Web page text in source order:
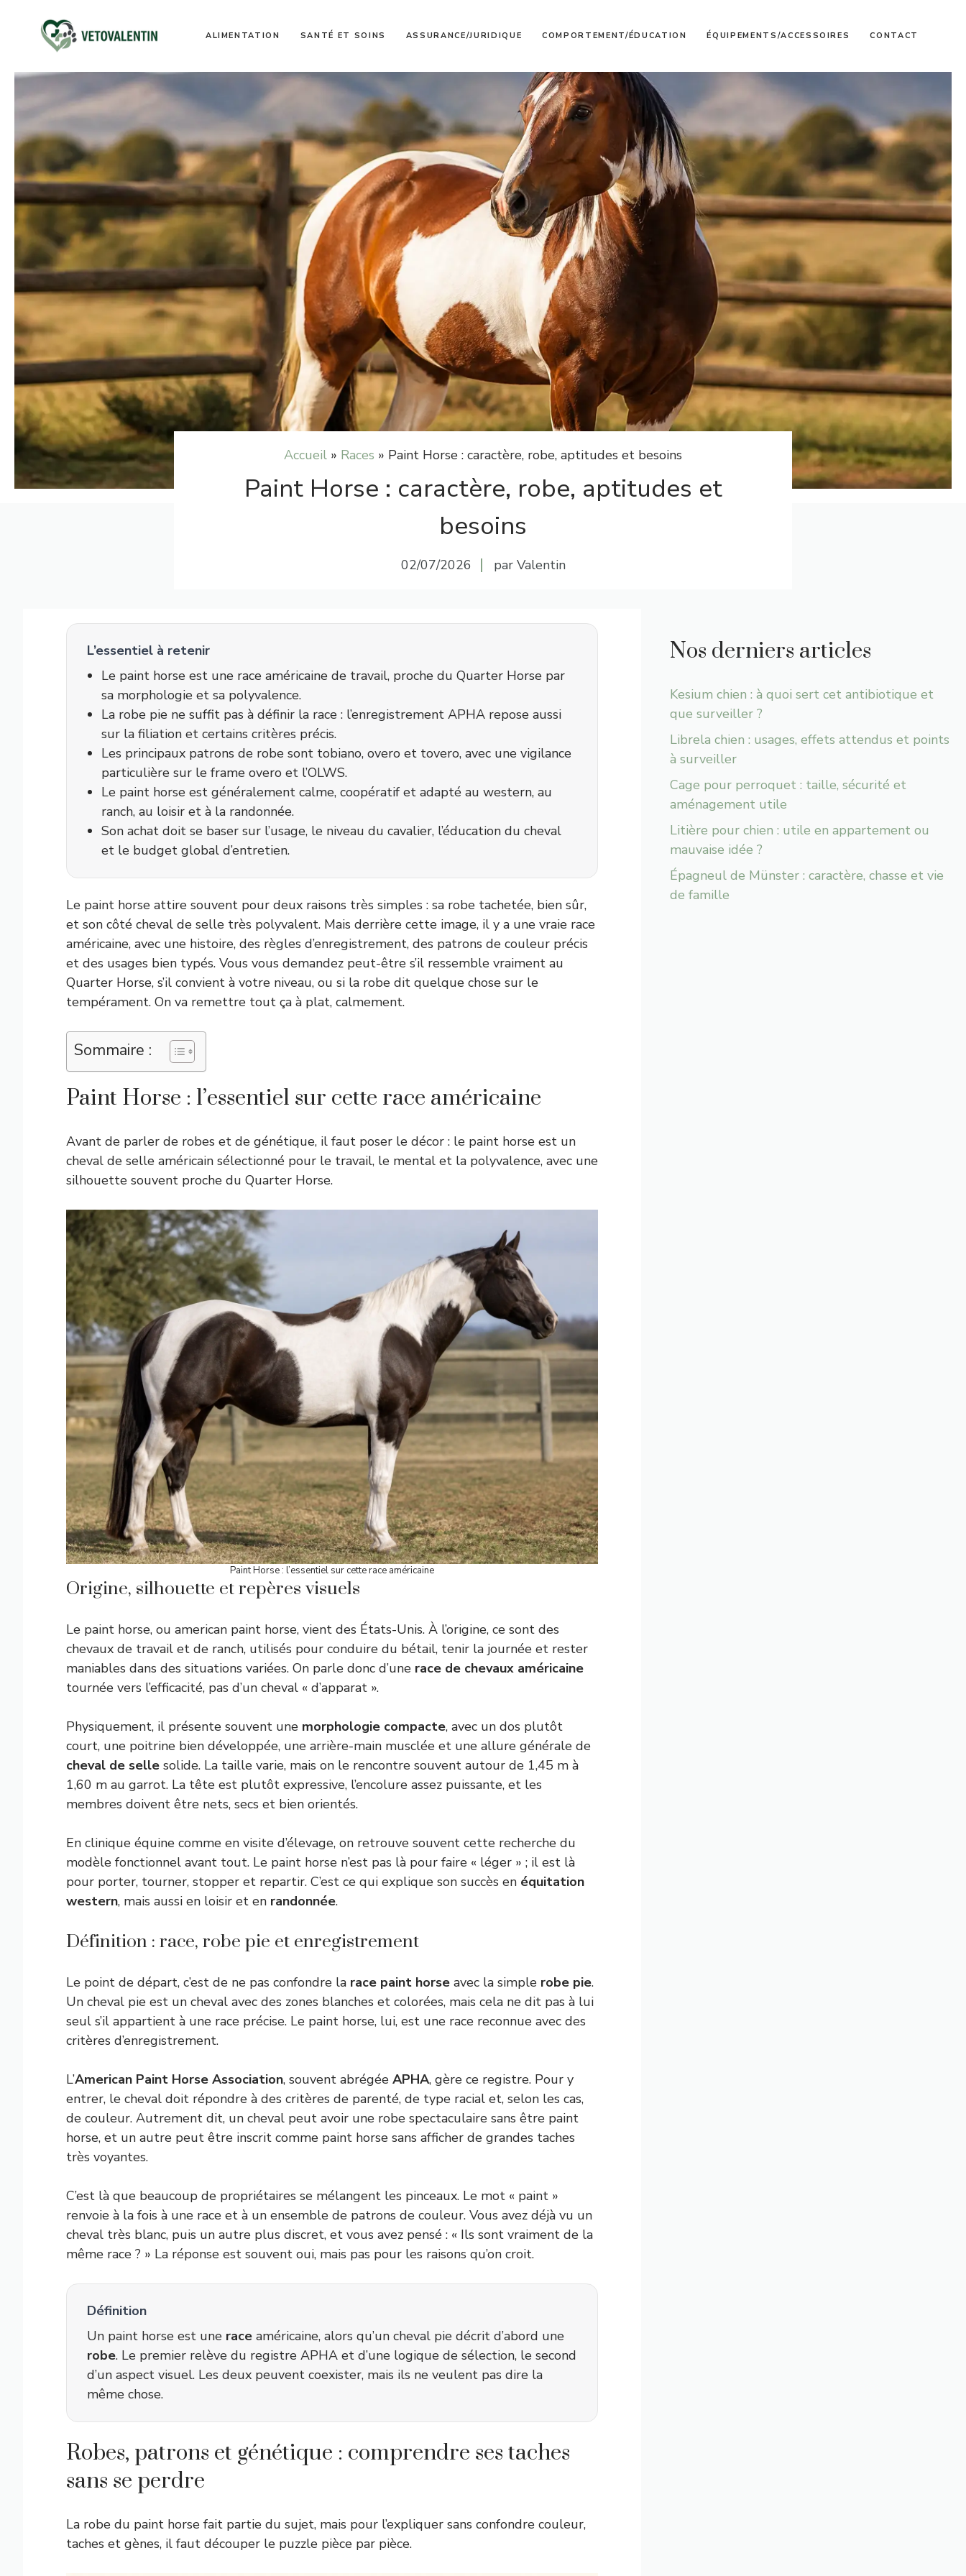
contenu
ALIMENTATION SANTÉ ET SOINS ASSURANCE/JURIDIQUE COMPORTEMENT/ÉDUCATION ÉQUIPEMENTS/ACCESSOIRES CONTACT
Accueil » Races » Paint Horse : caractère, robe, aptitudes et besoins
Paint Horse : caractère, robe, aptitudes et
besoins
02/07/2026 par Valentin
L’essentiel à retenir
Le paint horse est une race américaine de travail, proche du Quarter Horse par
sa morphologie et sa polyvalence.
La robe pie ne suffit pas à définir la race : l’enregistrement APHA repose aussi
sur la filiation et certains critères précis.
Les principaux patrons de robe sont tobiano, overo et tovero, avec une vigilance
particulière sur le frame overo et l’OLWS.
Le paint horse est généralement calme, coopératif et adapté au western, au
ranch, au loisir et à la randonnée.
Son achat doit se baser sur l’usage, le niveau du cavalier, l’éducation du cheval
et le budget global d’entretien.
Le paint horse attire souvent pour deux raisons très simples : sa robe tachetée, bien sûr,
et son côté cheval de selle très polyvalent. Mais derrière cette image, il y a une vraie race
américaine, avec une histoire, des règles d’enregistrement, des patrons de couleur précis
et des usages bien typés. Vous vous demandez peut-être s’il ressemble vraiment au
Quarter Horse, s’il convient à votre niveau, ou si la robe dit quelque chose sur le
tempérament. On va remettre tout ça à plat, calmement.
Sommaire :
Paint Horse : l’essentiel sur cette race américaine
Avant de parler de robes et de génétique, il faut poser le décor : le paint horse est un
cheval de selle américain sélectionné pour le travail, le mental et la polyvalence, avec une
silhouette souvent proche du Quarter Horse.
Paint Horse : l’essentiel sur cette race américaine
Origine, silhouette et repères visuels
Le paint horse, ou american paint horse, vient des États-Unis. À l’origine, ce sont des
chevaux de travail et de ranch, utilisés pour conduire du bétail, tenir la journée et rester
maniables dans des situations variées. On parle donc d’une race de chevaux américaine
tournée vers l’efficacité, pas d’un cheval « d’apparat ».
Physiquement, il présente souvent une morphologie compacte, avec un dos plutôt
court, une poitrine bien développée, une arrière-main musclée et une allure générale de
cheval de selle solide. La taille varie, mais on le rencontre souvent autour de 1,45 m à
1,60 m au garrot. La tête est plutôt expressive, l’encolure assez puissante, et les
membres doivent être nets, secs et bien orientés.
En clinique équine comme en visite d’élevage, on retrouve souvent cette recherche du
modèle fonctionnel avant tout. Le paint horse n’est pas là pour faire « léger » ; il est là
pour porter, tourner, stopper et repartir. C’est ce qui explique son succès en équitation
western, mais aussi en loisir et en randonnée.
Définition : race, robe pie et enregistrement
Le point de départ, c’est de ne pas confondre la race paint horse avec la simple robe pie.
Un cheval pie est un cheval avec des zones blanches et colorées, mais cela ne dit pas à lui
seul s’il appartient à une race précise. Le paint horse, lui, est une race reconnue avec des
critères d’enregistrement.
L’American Paint Horse Association, souvent abrégée APHA, gère ce registre. Pour y
entrer, le cheval doit répondre à des critères de parenté, de type racial et, selon les cas,
de couleur. Autrement dit, un cheval peut avoir une robe spectaculaire sans être paint
horse, et un autre peut être inscrit comme paint horse sans afficher de grandes taches
très voyantes.
C’est là que beaucoup de propriétaires se mélangent les pinceaux. Le mot « paint »
renvoie à la fois à une race et à un ensemble de patrons de couleur. Vous avez déjà vu un
cheval très blanc, puis un autre plus discret, et vous avez pensé : « Ils sont vraiment de la
même race ? » La réponse est souvent oui, mais pas pour les raisons qu’on croit.
Définition
Un paint horse est une race américaine, alors qu’un cheval pie décrit d’abord une
robe. Le premier relève du registre APHA et d’une logique de sélection, le second
d’un aspect visuel. Les deux peuvent coexister, mais ils ne veulent pas dire la
même chose.
Robes, patrons et génétique : comprendre ses taches
sans se perdre
La robe du paint horse fait partie du sujet, mais pour l’expliquer sans confondre couleur,
taches et gènes, il faut découper le puzzle pièce par pièce.
Nos derniers articles
Kesium chien : à quoi sert cet antibiotique et
que surveiller ?
Librela chien : usages, effets attendus et points
à surveiller
Cage pour perroquet : taille, sécurité et
aménagement utile
Litière pour chien : utile en appartement ou
mauvaise idée ?
Épagneul de Münster : caractère, chasse et vie
de famille